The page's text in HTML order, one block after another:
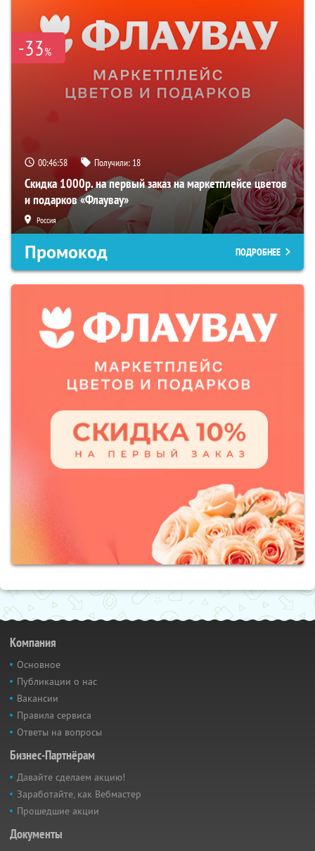
-33%
00:46:57 Получили: 18
Скидка 1000р. на первый заказ на маркетплейсе цветов
и подарков «Флаувау»
Россия
Промокод ПОДРОБНЕЕ
Компания
Основное
Публикации о нас
Вакансии
Правила сервиса
Ответы на вопросы
Бизнес-Партнёрам
Давайте сделаем акцию!
Заработайте, как Вебмастер
Прошедшие акции
Документы